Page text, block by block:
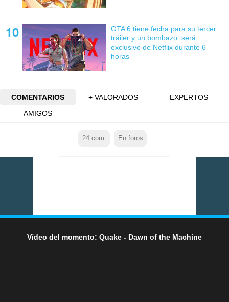
GTA 6 tiene fecha para su tercer
tráiler y un bombazo: será
exclusivo de Netflix durante 6
horas
COMENTARIOS + VALORADOS
EXPERTOS
AMIGOS
24com. En foros
Vídeo del momento: Quake - Dawn of the Machine